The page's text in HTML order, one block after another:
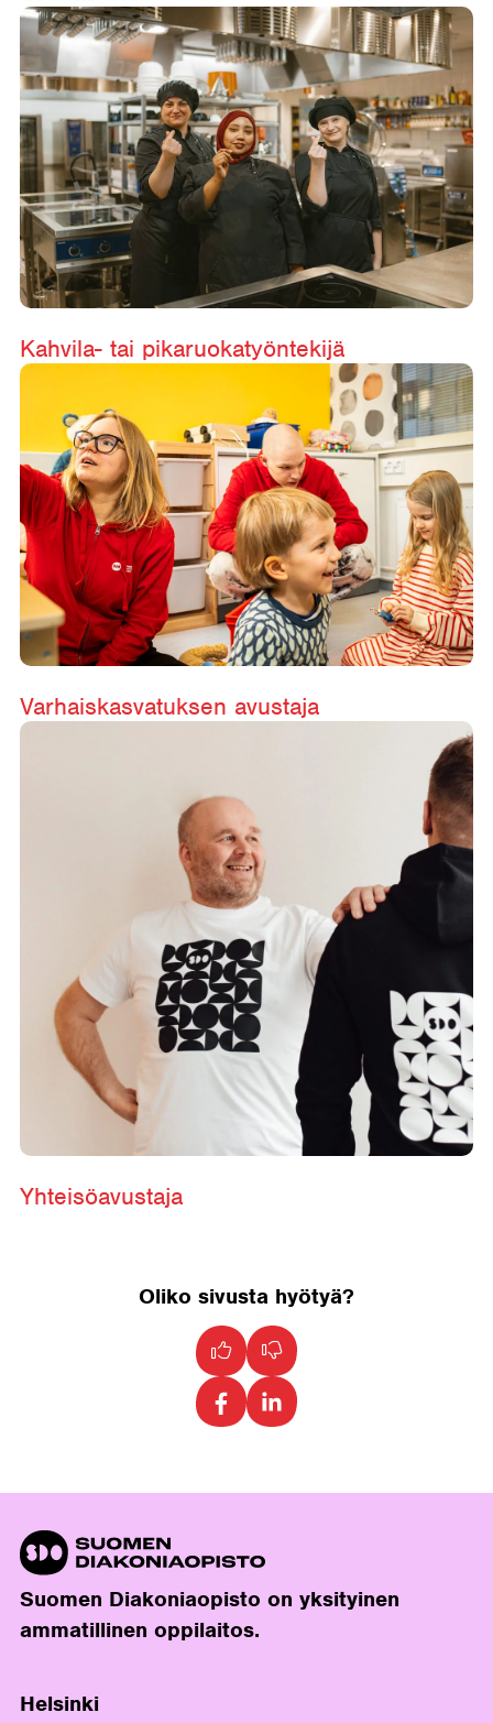
Kahvila- tai pikaruokatyöntekijä
Varhaiskasvatuksen avustaja
Yhteisöavustaja
Oliko sivusta hyötyä?
Suomen Diakoniaopisto on yksityinen
ammatillinen oppilaitos.
Helsinki